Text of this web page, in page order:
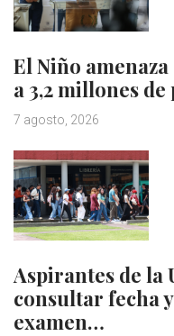
El Niño
a 3,2 millones
7 agosto, 2026
Aspirantes de la
consultar fecha
examen…